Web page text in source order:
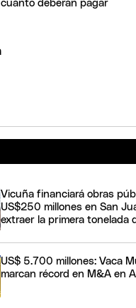
cuánto deberán pagar
Vicuña financiará obras
US$250 millones en San
extraer la primera tonelada
US$ 5.700 millones: Vaca
marcan récord en M&A en